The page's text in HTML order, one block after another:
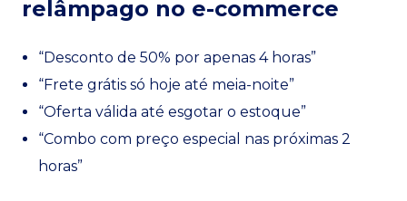
relâmpago no e-commerce
“Desconto de 50% por apenas 4 horas”
“Frete grátis só hoje até meia-noite”
“Oferta válida até esgotar o estoque”
“Combo com preço especial nas próximas 2
horas”